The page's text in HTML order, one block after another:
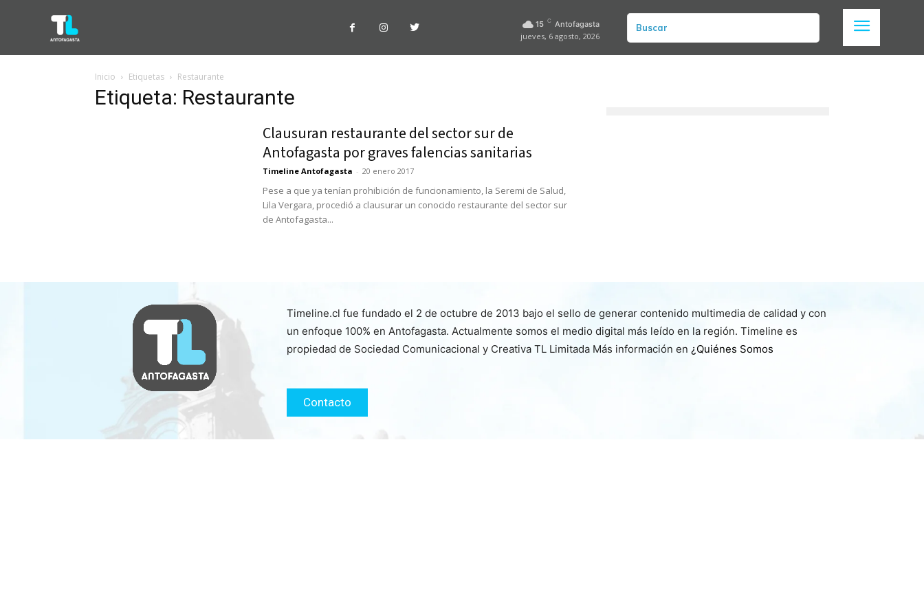
15 C Antofagasta
jueves, 6 agosto, 2026
Buscar
Inicio Etiquetas Restaurante
Etiqueta: Restaurante
Clausuran restaurante del sector sur de
Antofagasta por graves falencias sanitarias
Timeline Antofagasta - 20 enero 2017
Pese a que ya tenían prohibición de funcionamiento, la Seremi de Salud,
Lila Vergara, procedió a clausurar un conocido restaurante del sector sur
de Antofagasta...
Timeline.cl fue fundado el 2 de octubre de 2013 bajo el sello de generar contenido multimedia de calidad y con
un enfoque 100% en Antofagasta. Actualmente somos el medio digital más leído en la región. Timeline es
propiedad de Sociedad Comunicacional y Creativa TL Limitada Más información en ¿Quiénes Somos
Contacto